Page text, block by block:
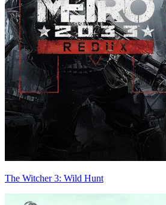
The Witcher 3: Wild Hunt